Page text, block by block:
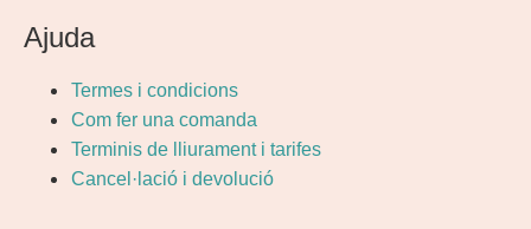
Ajuda
Termes i condicions
Com fer una comanda
Terminis de lliurament i tarifes
Cancel·lació i devolució